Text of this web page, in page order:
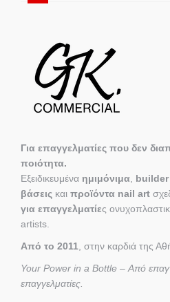
Για επαγγελματίες που δεν
ποιότητα.
Εξειδικευμένα ημιμόνιμα
βάσεις και προϊόντα nail art
για επαγγελματίες
artists.
Από το 2011 , στην καρδιά της
Your Power in a Bottle – Από
επαγγελματίες.